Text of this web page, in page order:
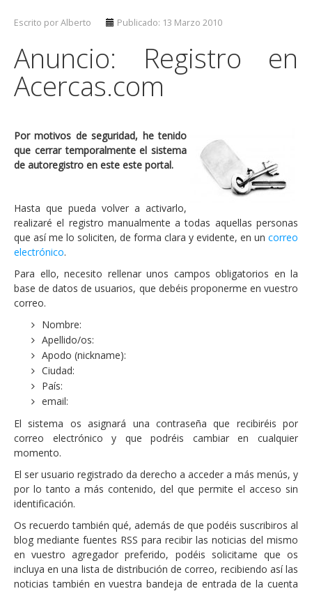
Escrito por Alberto Publicado: 13 Marzo 2010
Anuncio: Registro en
Acercas.com
Por motivos de seguridad, he tenido
que cerrar temporalmente el sistema
de autoregistro en este este portal.
Hasta que pueda volver a activarlo,
realizaré el registro manualmente a todas aquellas personas
que así me lo soliciten, de forma clara y evidente, en un correo
electrónico.
Para ello, necesito rellenar unos campos obligatorios en la
base de datos de usuarios, que debéis proponerme en vuestro
correo.
Nombre:
Apellido/os:
Apodo (nickname):
Ciudad:
País:
email:
El sistema os asignará una contraseña que recibiréis por
correo electrónico y que podréis cambiar en cualquier
momento.
El ser usuario registrado da derecho a acceder a más menús, y
por lo tanto a más contenido, del que permite el acceso sin
identificación.
Os recuerdo también qué, además de que podéis suscribiros al
blog mediante fuentes RSS para recibir las noticias del mismo
en vuestro agregador preferido, podéis solicitame que os
incluya en una lista de distribución de correo, recibiendo así las
noticias también en vuestra bandeja de entrada de la cuenta